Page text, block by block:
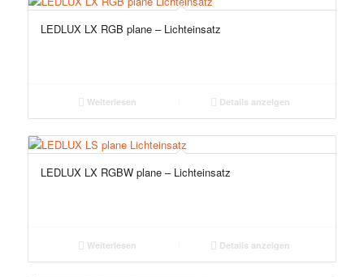
LEDLUX LX RGB plane – Lichteinsatz
Weiterlesen Details anzeigen
LEDLUX LX RGBW plane – Lichteinsatz
Weiterlesen Details anzeigen